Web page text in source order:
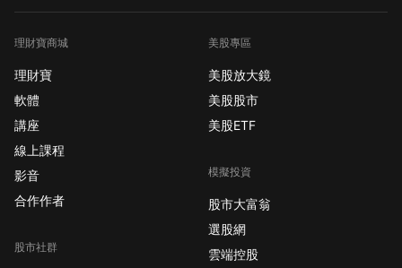
理財寶商城
理財寶
軟體
講座
線上課程
影音
合作作者
股市社群
美股專區
美股放大鏡
美股股市
美股ETF
模擬投資
股市大富翁
選股網
雲端控股